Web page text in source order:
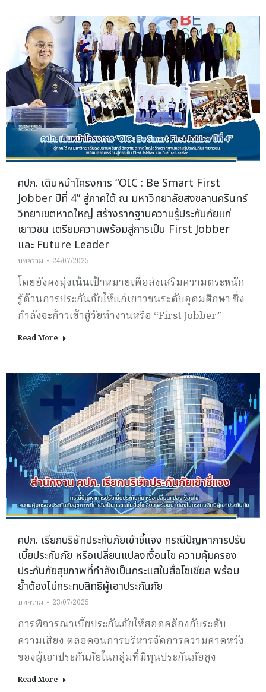
คปภ. เดินหน้าโครงการ “OIC : Be Smart First
Jobber ปีที่ 4” สู่ภาคใต้ ณ มหาวิทยาลัยสงขลานครินทร์
วิทยาเขตหาดใหญ่ สร้างรากฐานความรู้ประกันภัยแก่
เยาวชน เตรียมความพร้อมสู่การเป็น First Jobber
และ Future Leader
บทความ 24/07/2025
โดยยังคงมุ่งเน้นเป้าหมายเพื่อส่งเสริมความตระหนัก
รู้ด้านการประกันภัยให้แก่เยาวชนระดับอุดมศึกษา ซึ่ง
กำลังจะก้าวเข้าสู่วัยทำงานหรือ “First Jobber”
Read More
คปภ. เรียกบริษัทประกันภัยเข้าชี้แจง กรณีปัญหาการปรับ
เบี้ยประกันภัย หรือเปลี่ยนแปลงเงื่อนไข ความคุ้มครอง
ประกันภัยสุขภาพที่กำลังเป็นกระแสในสื่อโซเชียล พร้อม
ย้ำต้องไม่กระทบสิทธิผู้เอาประกันภัย
บทความ 23/07/2025
การพิจารณาเบี้ยประกันภัยให้สอดคล้องกับระดับ
ความเสี่ยง ตลอดจนการบริหารจัดการความคาดหวัง
ของผู้เอาประกันภัยในกลุ่มที่มีทุนประกันภัยสูง
Read More